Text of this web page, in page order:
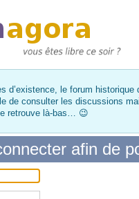
d’existence, le forum
de consulter les discussions
retrouve là-bas… 😉
afin de